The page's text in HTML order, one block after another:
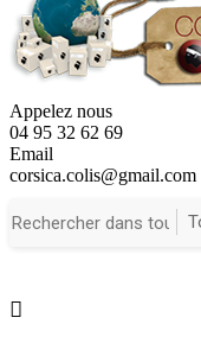
Appelez nous
04 95 32 62 69
Email
corsica.colis@gmail.com
